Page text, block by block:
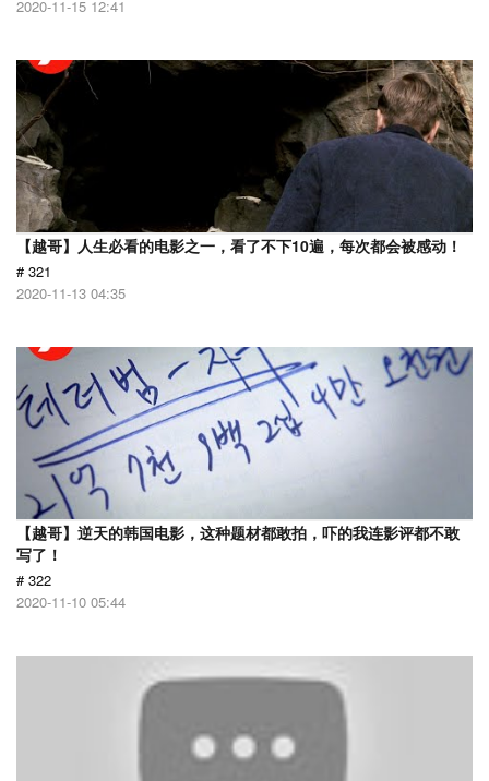
2020-11-15 12:41
【越哥】人生必看的电影之一，看了不下10遍，每次都会被感动！
# 321
2020-11-13 04:35
【越哥】逆天的韩国电影，这种题材都敢拍，吓的我连影评都不敢
写了！
# 322
2020-11-10 05:44